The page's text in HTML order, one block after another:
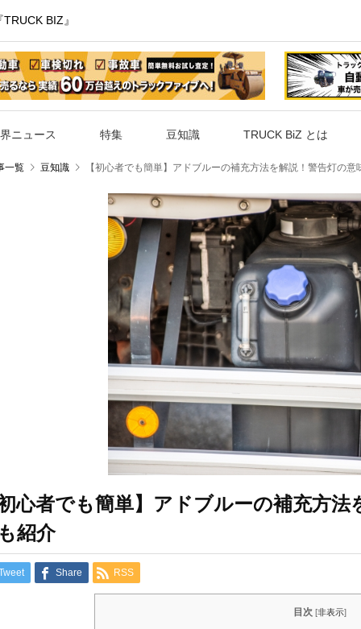
BIZ』
ニュース 特集 豆知識 TRUCK BiZ とは
一覧 豆知識 【初心者でも簡単】アドブルーの補充方法を解説！警告灯の意
初心者でも簡単】アドブルーの補充方
紹介
Share RSS
目次 [非表示]